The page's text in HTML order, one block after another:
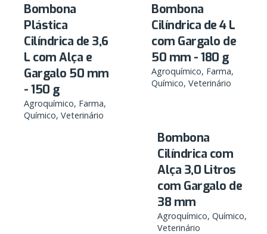
Bombona
Plástica
Cilíndrica de 3,6
L com Alça e
Gargalo 50 mm
- 150 g
Agroquímico Farma
Químico Veterinário
Bombona
Cilíndrica de 4 L
com Gargalo de
50 mm - 180 g
Agroquímico Farma
Químico Veterinário
Bombona
Cilíndrica com
Alça 3,0 Litros
com Gargalo de
38 mm
Agroquímico Químico
Veterinário